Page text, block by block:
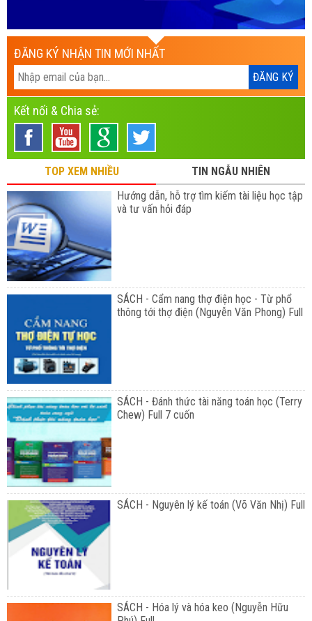
ĐĂNG KÝ NHẬN TIN MỚI NHẤT
Kết nối & Chia sẻ:
TOP XEM NHIỀU
TIN NGẪU NHIÊN
Hướng dẫn, hỗ trợ tìm kiếm tài liệu học tập
và tư vấn hỏi đáp
SÁCH - Cẩm nang thợ điện học - Từ phổ
thông tới thợ điện (Nguyễn Văn Phong) Full
SÁCH - Đánh thức tài năng toán học (Terry
Chew) Full 7 cuốn
SÁCH - Nguyên lý kế toán (Võ Văn Nhị) Full
SÁCH - Hóa lý và hóa keo (Nguyễn Hữu